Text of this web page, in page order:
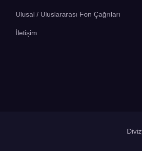
Ulusal / Uluslararası Fon Çağrıları
İletişim